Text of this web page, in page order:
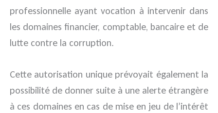
professionnelle ayant vocation à intervenir dans
les domaines financier, comptable, bancaire et de
lutte contre la corruption.
Cette autorisation unique prévoyait également la
possibilité de donner suite à une alerte étrangère
à ces domaines en cas de mise en jeu de l’intérêt